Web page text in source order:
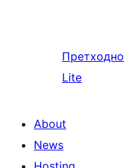
Претходно
Lite
About
News